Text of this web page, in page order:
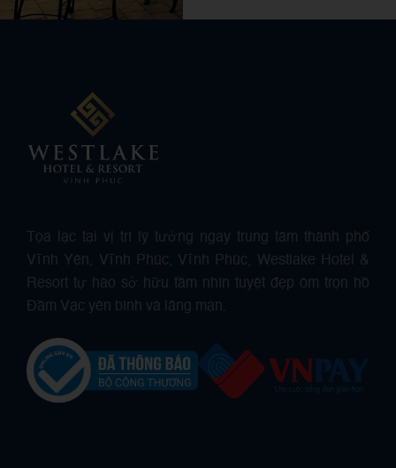
Tọa lạc tại vị trí lý tưởng ngay trung tâm thành phố
Vĩnh Yên, Vĩnh Phúc, Vĩnh Phúc, Westlake Hotel &
Resort tự hào sở hữu tầm nhìn tuyệt đẹp ôm trọn hồ
Đầm Vạc yên bình và lãng mạn.